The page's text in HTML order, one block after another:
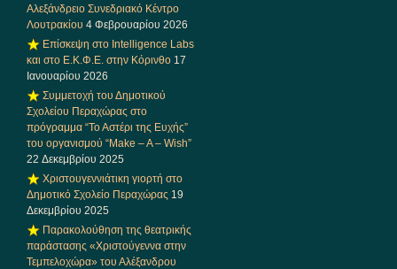
Αλεξάνδρειο Συνεδριακό Κέντρο
Λουτρακίου 4 Φεβρουαρίου 2026
Επίσκεψη στο Intelligence Labs
και στο Ε.Κ.Φ.Ε. στην Κόρινθο 17
Ιανουαρίου 2026
Συμμετοχή του Δημοτικού
Σχολείου Περαχώρας στο
πρόγραμμα “Το Αστέρι της Ευχής”
του οργανισμού “Make – A – Wish”
22 Δεκεμβρίου 2025
Χριστουγεννιάτικη γιορτή στο
Δημοτικό Σχολείο Περαχώρας 19
Δεκεμβρίου 2025
Παρακολούθηση της θεατρικής
παράστασης «Χριστούγεννα στην
Τεμπελοχώρα» του Αλέξανδρου